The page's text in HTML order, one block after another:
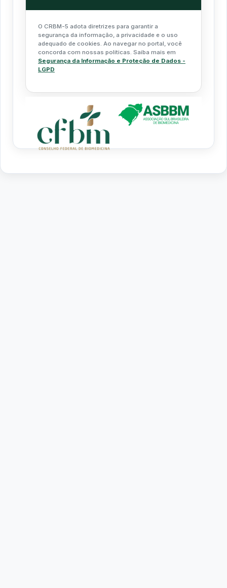
O CRBM-5 adota diretrizes para garantir a
segurança da informação, a privacidade e o uso
adequado de cookies. Ao navegar no portal, você
concorda com nossas políticas. Saiba mais em
Segurança da Informação e Proteção de Dados -
LGPD